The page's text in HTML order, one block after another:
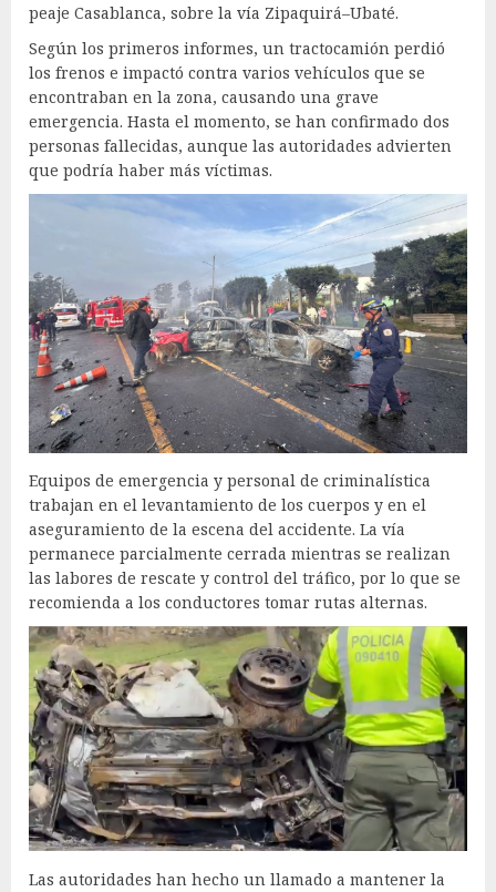
peaje Casablanca, sobre la vía Zipaquirá–Ubaté.
Según los primeros informes, un tractocamión perdió
los frenos e impactó contra varios vehículos que se
encontraban en la zona, causando una grave
emergencia. Hasta el momento, se han confirmado dos
personas fallecidas, aunque las autoridades advierten
que podría haber más víctimas.
Equipos de emergencia y personal de criminalística
trabajan en el levantamiento de los cuerpos y en el
aseguramiento de la escena del accidente. La vía
permanece parcialmente cerrada mientras se realizan
las labores de rescate y control del tráfico, por lo que se
recomienda a los conductores tomar rutas alternas.
Las autoridades han hecho un llamado a mantener la